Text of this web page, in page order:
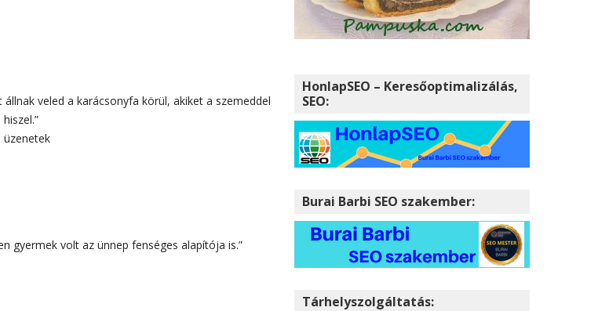
veled a karácsonyfa körül, akiket a szemeddel
üzenetek
gyermek volt az ünnep fenséges alapítója is.”
HonlapSEO – Keresőoptimalizálás,
SEO:
Burai Barbi SEO szakember:
Tárhelyszolgáltatás: